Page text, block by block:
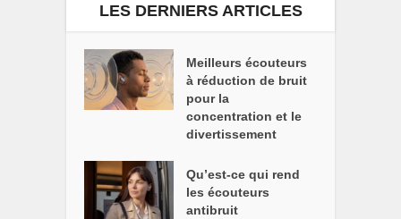
LES DERNIERS ARTICLES
Meilleurs écouteurs
à réduction de bruit
pour la
concentration et le
divertissement
Qu’est-ce qui rend
les écouteurs
antibruit